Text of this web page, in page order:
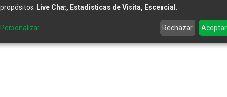
propósitos: Live Chat, Estadisticas de Visita, Escencial
Personalizar... Rechazar Aceptar